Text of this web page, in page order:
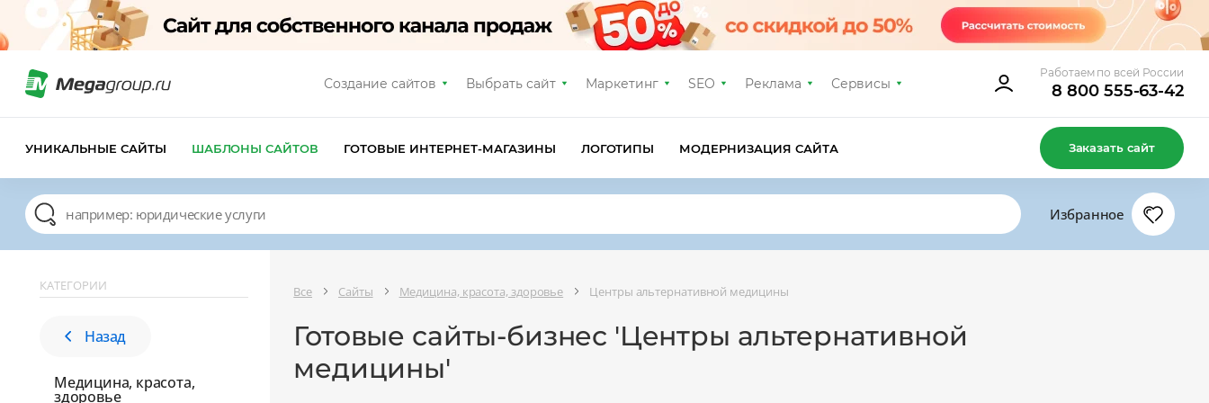
Создание сайтов Выбрать сайт Маркетинг SEO Реклама Сервисы
Работаем по всей России
8 800 555-63-42
УНИКАЛЬНЫЕ САЙТЫ ШАБЛОНЫ САЙТОВ ГОТОВЫЕ ИНТЕРНЕТ-МАГАЗИНЫ ЛОГОТИПЫ МОДЕРНИЗАЦИЯ САЙТА Заказать сайт
Избранное
КАТЕГОРИИ
Назад
Медицина, красота,
здоровье
Все Сайты Медицина, красота, здоровье Центры альтернативной медицины
Готовые сайты-бизнес 'Центры альтернативной
медицины'